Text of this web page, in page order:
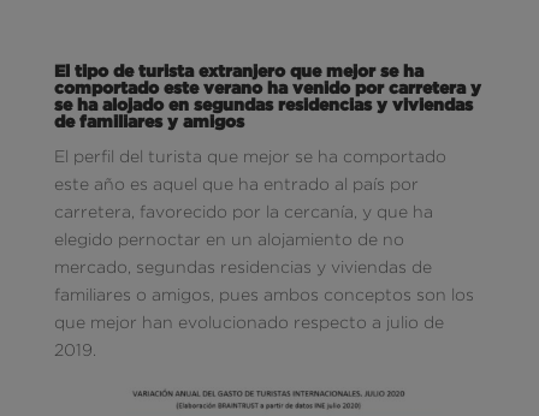
El tipo de turista extranjero que mejor se ha
comportado este verano ha venido por carretera y
se ha alojado en segundas residencias y viviendas
de familiares y amigos
El perfil del turista que mejor se ha comportado
este año es aquel que ha entrado al país por
carretera, favorecido por la cercanía, y que ha
elegido pernoctar en un alojamiento de no
mercado, segundas residencias y viviendas de
familiares o amigos, pues ambos conceptos son los
que mejor han evolucionado respecto a julio de
2019.